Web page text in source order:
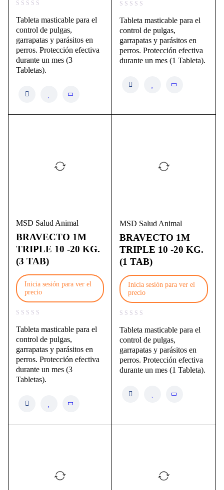
Tableta masticable para el
control de pulgas,
garrapatas y parásitos en
perros. Protección efectiva
durante un mes (3
Tabletas).
Tableta masticable para el
control de pulgas,
garrapatas y parásitos en
perros. Protección efectiva
durante un mes (1 Tableta).
MSD Salud Animal
BRAVECTO 1M
TRIPLE 10 -20 KG.
(3 TAB)
Inicia sesión para ver el
precio
Tableta masticable para el
control de pulgas,
garrapatas y parásitos en
perros. Protección efectiva
durante un mes (3
Tabletas).
MSD Salud Animal
BRAVECTO 1M
TRIPLE 10 -20 KG.
(1 TAB)
Inicia sesión para ver el
precio
Tableta masticable para el
control de pulgas,
garrapatas y parásitos en
perros. Protección efectiva
durante un mes (1 Tableta).